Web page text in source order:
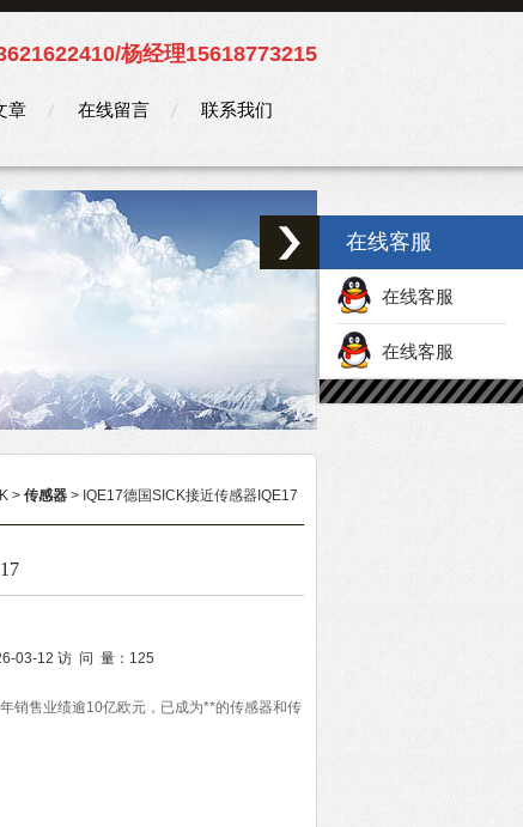
杨经理15618773215
章 在线留言 联系我们
> 传感器 > IQE17德国SICK接近传感器IQE17
03-12 访 问 量： 125
销售业绩逾10亿欧元，已成为**的传感器和传
在线客服
在线客服
在线客服